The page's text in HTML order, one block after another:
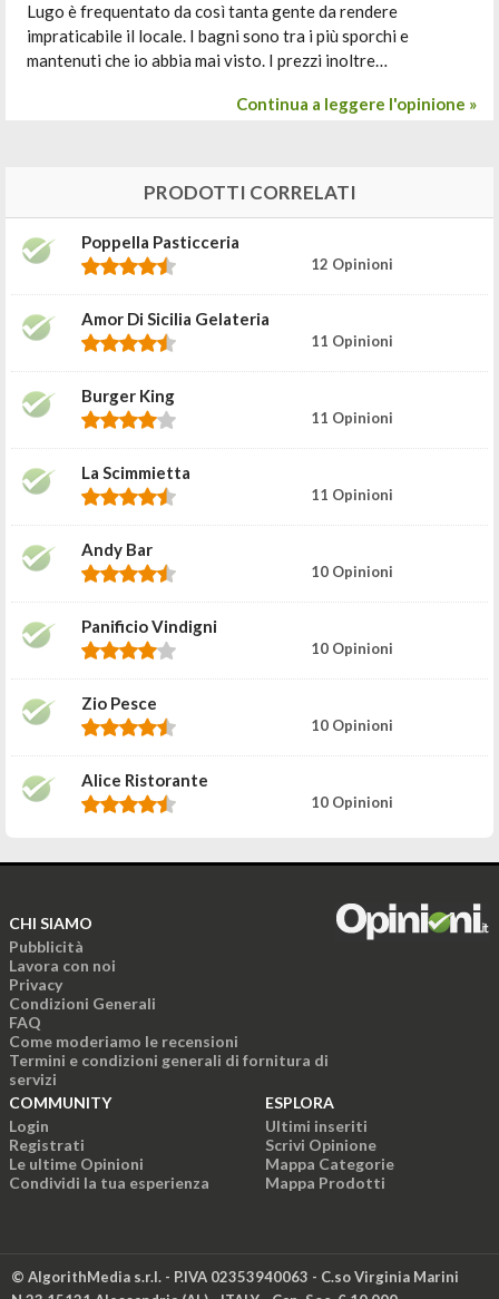
Lugo è frequentato da così tanta gente da rendere
impraticabile il locale. I bagni sono tra i più sporchi e
mantenuti che io abbia mai visto. I prezzi inoltre…
Continua a leggere l'opinione »
PRODOTTI CORRELATI
Poppella Pasticceria
12 Opinioni
Amor Di Sicilia Gelateria
11 Opinioni
Burger King
11 Opinioni
La Scimmietta
11 Opinioni
Andy Bar
10 Opinioni
Panificio Vindigni
10 Opinioni
Zio Pesce
10 Opinioni
Alice Ristorante
10 Opinioni
CHI SIAMO
Pubblicità
Lavora con noi
Privacy
Condizioni Generali
FAQ
Come moderiamo le recensioni
Termini e condizioni generali di fornitura di
servizi
COMMUNITY
Login
Registrati
Le ultime Opinioni
Condividi la tua esperienza
ESPLORA
Ultimi inseriti
Scrivi Opinione
Mappa Categorie
Mappa Prodotti
© AlgorithMedia s.r.l. - P.IVA 02353940063 - C.so Virginia Marini